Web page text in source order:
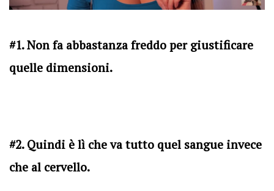
#1. Non fa abbastanza freddo per giustificare
quelle dimensioni.
#2. Quindi è lì che va tutto quel sangue invece
che al cervello.